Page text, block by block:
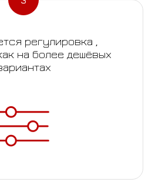
регулировка ,
на более дешёвых